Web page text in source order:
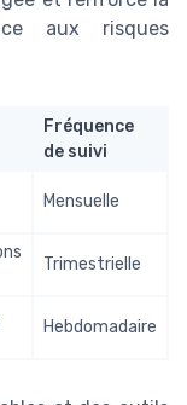
aux risques
Fréquence
de suivi
Mensuelle
Trimestrielle
Hebdomadaire